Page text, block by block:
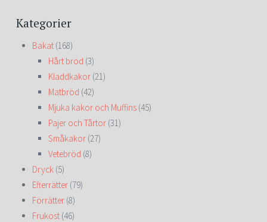
Kategorier
Bakat (168)
Hårt bröd (3)
Kladdkakor (21)
Matbröd (42)
Mjuka kakor och Muffins (45)
Pajer och Tårtor (31)
Småkakor (27)
Vetebröd (8)
Dryck (5)
Efterrätter (79)
Förrätter (8)
Frukost (46)